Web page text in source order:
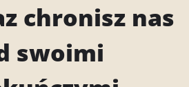
chronisz nas
swoimi